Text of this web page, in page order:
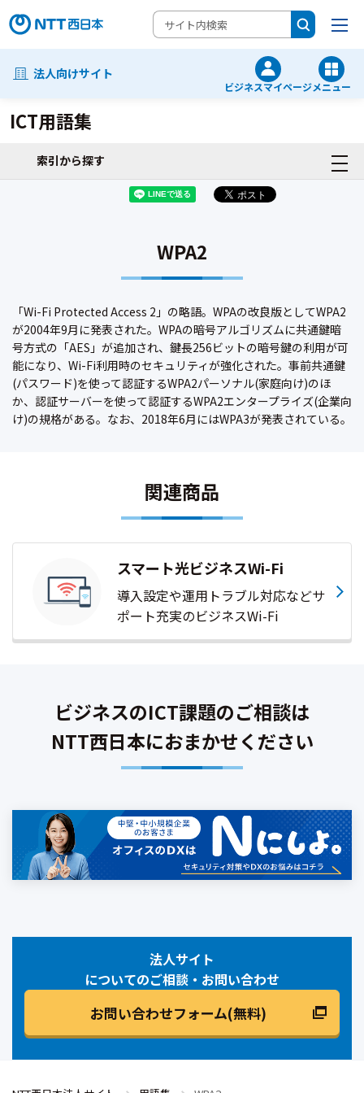
法人向けサイト
ビジネスマイページメニュー
ICT用語集
索引から探す
WPA2
「Wi-Fi Protected Access 2」の略語。WPAの改良版としてWPA2
が2004年9月に発表された。WPAの暗号アルゴリズムに共通鍵暗
号方式の「AES」が追加され、鍵長256ビットの暗号鍵の利用が可
能になり、Wi-Fi利用時のセキュリティが強化された。事前共通鍵
(パスワード)を使って認証するWPA2パーソナル(家庭向け)のほ
か、認証サーバーを使って認証するWPA2エンタープライズ(企業向
け)の規格がある。なお、2018年6月にはWPA3が発表されている。
関連商品
スマート光ビジネスWi-Fi
導入設定や運用トラブル対応などサ
ポート充実のビジネスWi-Fi
ビジネスのICT課題のご相談は
NTT西日本におまかせください
法人サイト
についてのご相談・お問い合わせ
お問い合わせフォーム(無料)